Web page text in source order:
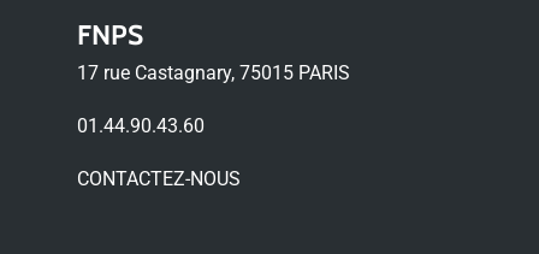
FNPS
17 rue Castagnary, 75015 PARIS
01.44.90.43.60
CONTACTEZ-NOUS